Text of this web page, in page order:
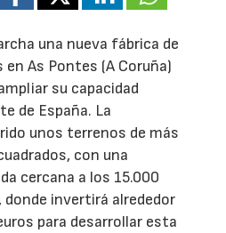
una nueva fábrica de
As Pontes (A Coruña)
su capacidad
de España. La
unos terrenos de más
con una
cercana a los 15.000
invertirá alrededor
para desarrollar esta